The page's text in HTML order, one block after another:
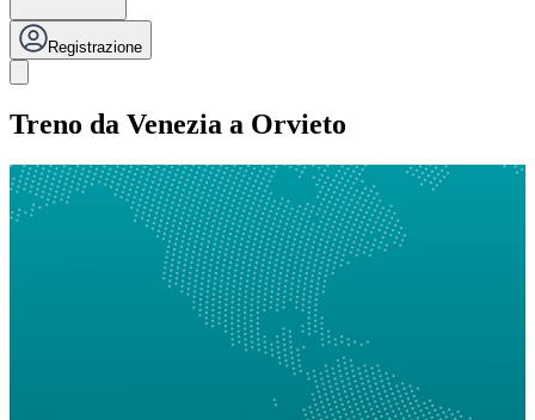
Registrazione
Treno da Venezia a Orvieto